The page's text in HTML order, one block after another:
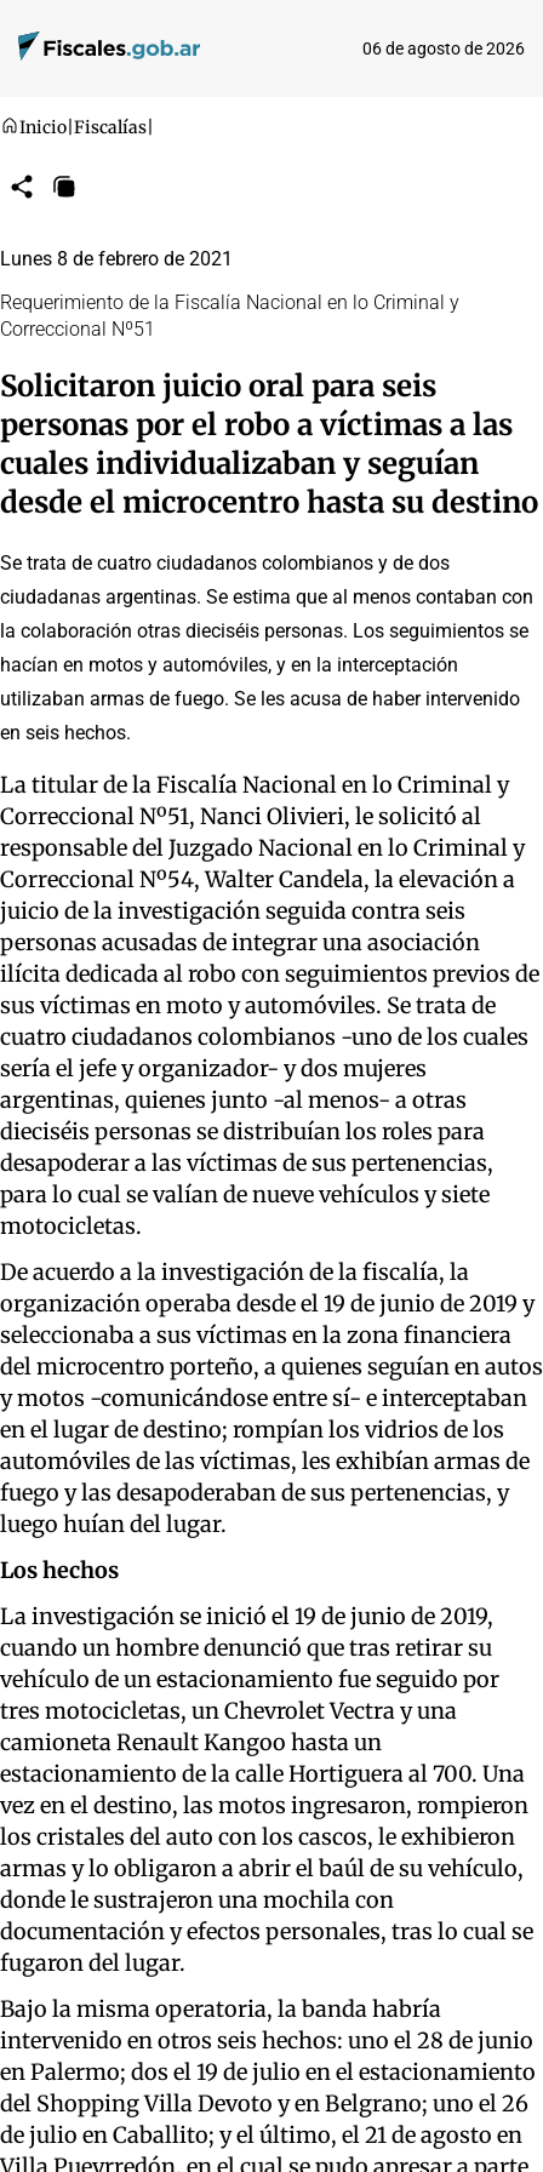
06 de agosto de 2026
Inicio Fiscalías
CompartirCopiar
Lunes 8 de febrero de 2021
Requerimiento de la Fiscalía Nacional en lo Criminal y
Correccional Nº51
Solicitaron juicio oral para seis
personas por el robo a víctimas a las
cuales individualizaban y seguían
desde el microcentro hasta su destino
Se trata de cuatro ciudadanos colombianos y de dos
ciudadanas argentinas. Se estima que al menos contaban con
la colaboración otras dieciséis personas. Los seguimientos se
hacían en motos y automóviles, y en la interceptación
utilizaban armas de fuego. Se les acusa de haber intervenido
en seis hechos.
La titular de la Fiscalía Nacional en lo Criminal y
Correccional Nº51, Nanci Olivieri, le solicitó al
responsable del Juzgado Nacional en lo Criminal y
Correccional Nº54, Walter Candela, la elevación a
juicio de la investigación seguida contra seis
personas acusadas de integrar una asociación
ilícita dedicada al robo con seguimientos previos de
sus víctimas en moto y automóviles. Se trata de
cuatro ciudadanos colombianos -uno de los cuales
sería el jefe y organizador- y dos mujeres
argentinas, quienes junto -al menos- a otras
dieciséis personas se distribuían los roles para
desapoderar a las víctimas de sus pertenencias,
para lo cual se valían de nueve vehículos y siete
motocicletas.
De acuerdo a la investigación de la fiscalía, la
organización operaba desde el 19 de junio de 2019 y
seleccionaba a sus víctimas en la zona financiera
del microcentro porteño, a quienes seguían en autos
y motos -comunicándose entre sí- e interceptaban
en el lugar de destino; rompían los vidrios de los
automóviles de las víctimas, les exhibían armas de
fuego y las desapoderaban de sus pertenencias, y
luego huían del lugar.
Los hechos
La investigación se inició el 19 de junio de 2019,
cuando un hombre denunció que tras retirar su
vehículo de un estacionamiento fue seguido por
tres motocicletas, un Chevrolet Vectra y una
camioneta Renault Kangoo hasta un
estacionamiento de la calle Hortiguera al 700. Una
vez en el destino, las motos ingresaron, rompieron
los cristales del auto con los cascos, le exhibieron
armas y lo obligaron a abrir el baúl de su vehículo,
donde le sustrajeron una mochila con
documentación y efectos personales, tras lo cual se
fugaron del lugar.
Bajo la misma operatoria, la banda habría
intervenido en otros seis hechos: uno el 28 de junio
en Palermo; dos el 19 de julio en el estacionamiento
del Shopping Villa Devoto y en Belgrano; uno el 26
de julio en Caballito; y el último, el 21 de agosto en
Villa Pueyrredón, en el cual se pudo apresar a parte